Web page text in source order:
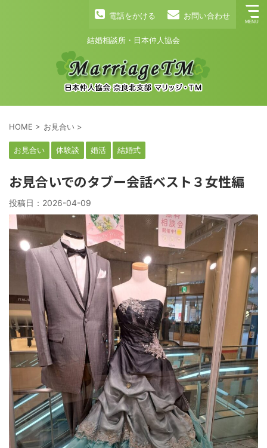
電話をかける お問い合わせ
結婚相談所・日本仲人協会
HOME > お見合い >
お見合い 体験談 婚活 結婚式
お見合いでのタブー会話ベスト３女性編
投稿日： 2026-04-09